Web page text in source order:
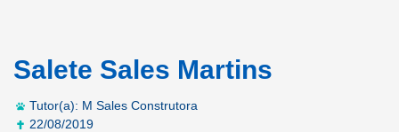
Salete Sales Martins
Tutor(a): M Sales Construtora
22/08/2019